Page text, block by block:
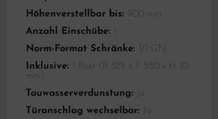
Höhenverstellbar bis: 900 mm
Anzahl Einschübe: 1
Norm-Format Schränke: 1/1 GN
Inklusive: 1 Rost (B 325 x T 530 x H 10
mm)
Tauwasserverdunstung:
Ja
Türanschlag wechselbar:
Ja